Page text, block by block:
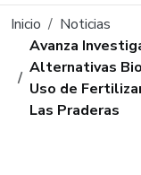
Ruta de
Inicio
Noticias
Avanza
Alternativas
Uso de
Las Praderas